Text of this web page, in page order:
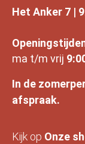
Het Anker 7 |
ma t/m vrij
In de
afspraak.
Kijk op Onze